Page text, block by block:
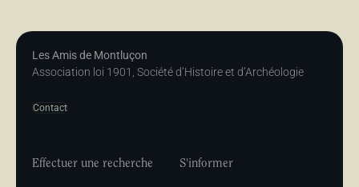
Les Amis de Montluçon
Association loi 1901, Société d’Histoire et d’Archéologie
Contact
Effectuer une recherche S'informer